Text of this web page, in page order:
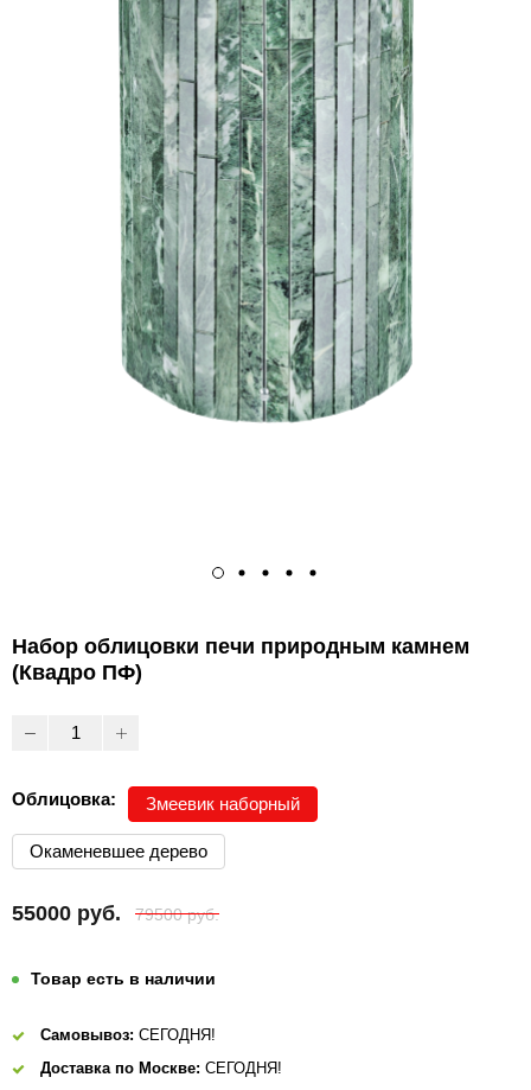
Набор облицовки печи природным камнем
(Квадро ПФ)
Облицовка: Змеевик наборный
Окаменевшее дерево
55000 руб. 79500 руб.
Товар есть в наличии
Самовывоз: СЕГОДНЯ!
Доставка по Москве: СЕГОДНЯ!